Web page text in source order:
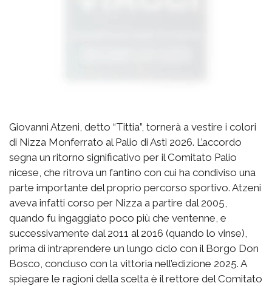
Giovanni Atzeni, detto “Tittia”, tornerà a vestire i colori
di Nizza Monferrato al Palio di Asti 2026. L’accordo
segna un ritorno significativo per il Comitato Palio
nicese, che ritrova un fantino con cui ha condiviso una
parte importante del proprio percorso sportivo. Atzeni
aveva infatti corso per Nizza a partire dal 2005,
quando fu ingaggiato poco più che ventenne, e
successivamente dal 2011 al 2016 (quando lo vinse),
prima di intraprendere un lungo ciclo con il Borgo Don
Bosco, concluso con la vittoria nell’edizione 2025. A
spiegare le ragioni della scelta è il rettore del Comitato